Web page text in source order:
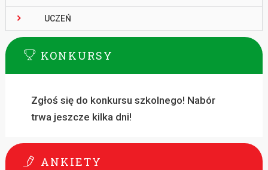
UCZEŃ
KONKURSY
Zgłoś się do konkursu szkolnego! Nabór
trwa jeszcze kilka dni!
ANKIETY